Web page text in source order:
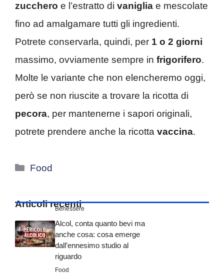
zucchero e l’estratto di vaniglia e mescolate
fino ad amalgamare tutti gli ingredienti.
Potrete conservarla, quindi, per 1 o 2 giorni
massimo, ovviamente sempre in frigorifero.
Molte le variante che non elencheremo oggi,
però se non riuscite a trovare la ricotta di
pecora, per mantenerne i sapori originali,
potrete prendere anche la ricotta vaccina.
Categorie
Food
Articoli recenti
Benessere
Alcol, conta quanto bevi ma
anche cosa: cosa emerge
dall’ennesimo studio al
riguardo
Food